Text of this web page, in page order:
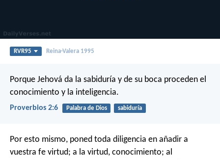
RVR95 Reina-Valera 1995
Porque Jehová da la sabiduría y de su boca proceden el
conocimiento y la inteligencia.
Proverbios 2:6 Palabra de Dios sabiduría
Por esto mismo, poned toda diligencia en añadir a
vuestra fe virtud; a la virtud, conocimiento; al